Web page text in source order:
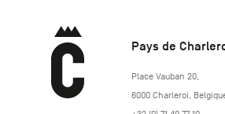
Pays de
https://
Place Vauban 20,
6000 Charleroi